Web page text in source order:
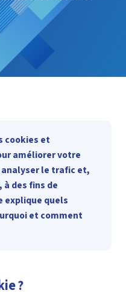
cookies et
améliorer votre
le trafic et,
des fins de
explique quels
et comment
?